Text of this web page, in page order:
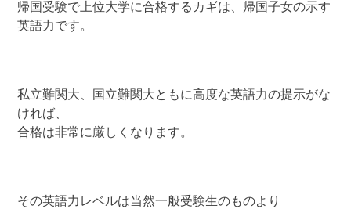
帰国受験で上位大学に合格するカギは、帰国子女の示す
英語力です。
私立難関大、国立難関大ともに高度な英語力の提示がな
ければ、
合格は非常に厳しくなります。
その英語力レベルは当然一般受験生のものより